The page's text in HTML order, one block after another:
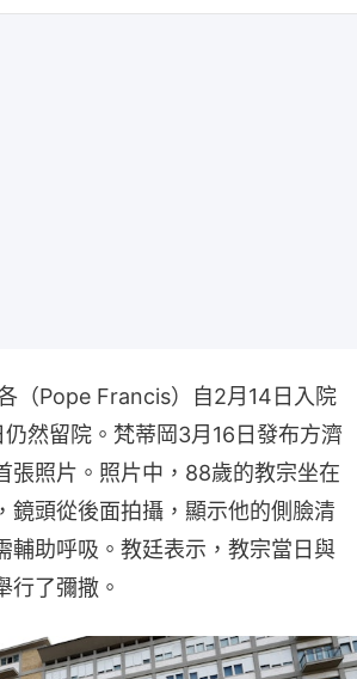
（Pope Francis）自2月14日入院
然留院。梵蒂岡3月16日發布方濟
張照片。照片中，88歲的教宗坐在
鏡頭從後面拍攝，顯示他的側臉清
輔助呼吸。教廷表示，教宗當日與
行了彌撒。